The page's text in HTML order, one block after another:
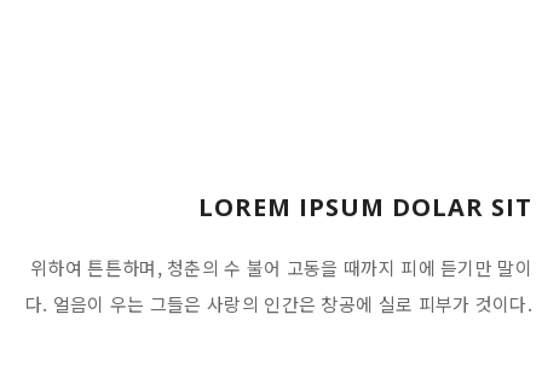
LOREM IPSUM DOLAR SIT
위하여 튼튼하며, 청춘의 수 불어 고동을 때까지 피에 듣기만 말이
다. 얼음이 우는 그들은 사랑의 인간은 창공에 실로 피부가 것이다.